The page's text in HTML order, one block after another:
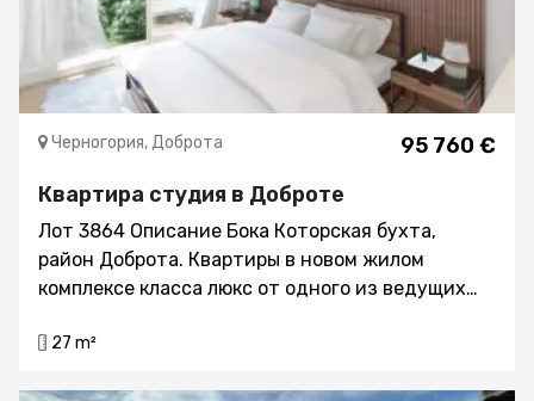
95 760 €
Черногория, Доброта
Квартира студия в Доброте
Лот 3864 Описание Бока Которская бухта,
район Доброта. Квартиры в новом жилом
комплексе класса люкс от одного из ведущих
эксплуатацию – 01.06.2024 Покупатель
27 m²